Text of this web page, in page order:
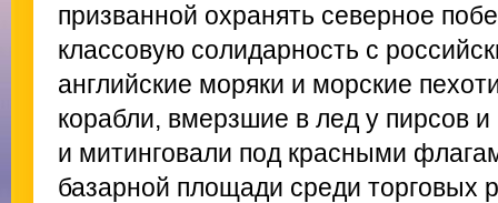
призванной охранять северное
классовую солидарность с
английские моряки и морские
корабли, вмерзшие в лед у пирсов
и митинговали под красными
базарной площади среди торговых